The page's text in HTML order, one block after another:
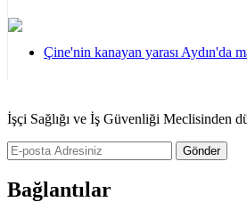
Çine'nin kanayan yarası Aydın'da
İşçi Sağlığı ve İş Güvenliği Meclisinden
Gönder
Bağlantılar